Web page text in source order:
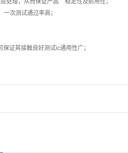
处理，从而保证产品 稳定性及耐用性；
次测试通过率高；
证其接触良好测试ic通用性广；